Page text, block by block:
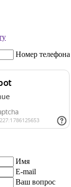
Номер телефона
Имя
E-mail
Ваш вопрос